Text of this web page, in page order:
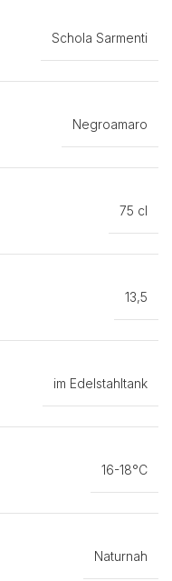
Schola Sarmenti
Negroamaro
75 cl
13,5
im Edelstahltank
16-18°C
Naturnah